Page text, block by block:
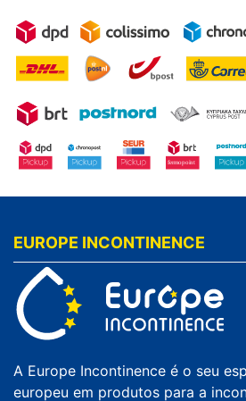
EUROPE INCONTINENCE
A Europe Incontinence é o seu
europeu em produtos para a